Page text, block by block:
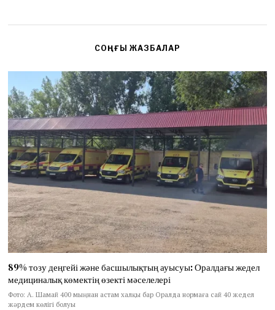
СОҢҒЫ ЖАЗБАЛАР
89% тозу деңгейі және басшылықтың ауысуы: Оралдағы жедел
медициналық көмектің өзекті мәселелері
Фото: А. Шамай 400 мыңнан астам халқы бар Оралда нормаға сай 40 жедел
жәрдем көлігі болуы